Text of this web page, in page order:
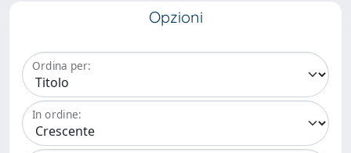
Opzioni
Ordina per:
In ordine: